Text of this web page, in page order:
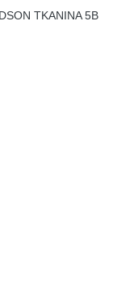
TKANINA 5B